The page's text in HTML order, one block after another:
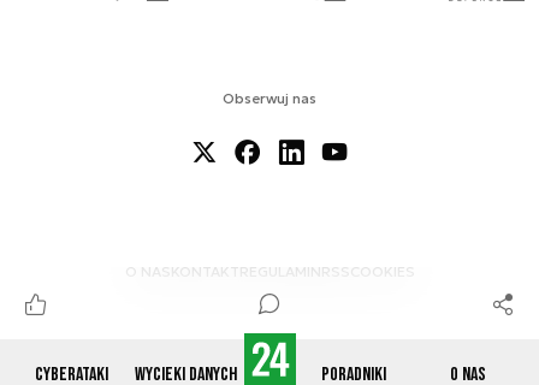
Cyberataki Wycieki danych Poradniki O nas
Obserwuj nas
O NAS KONTAKTREGULAMINRSS COOKIES
© 2012-2026 CYBERDEFENCE24